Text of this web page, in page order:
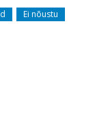
Ei nõustu